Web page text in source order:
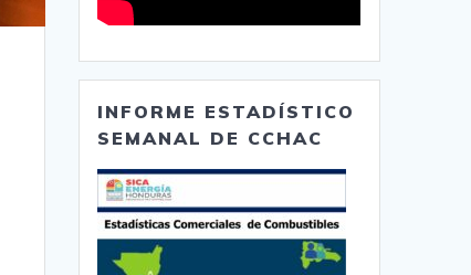
INFORME ESTADÍSTICO
SEMANAL DE CCHAC